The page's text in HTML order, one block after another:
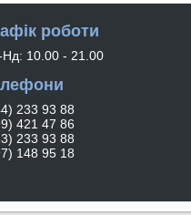
роботи
10.00 - 21.00
233 93 88
421 47 86
233 93 88
148 95 18